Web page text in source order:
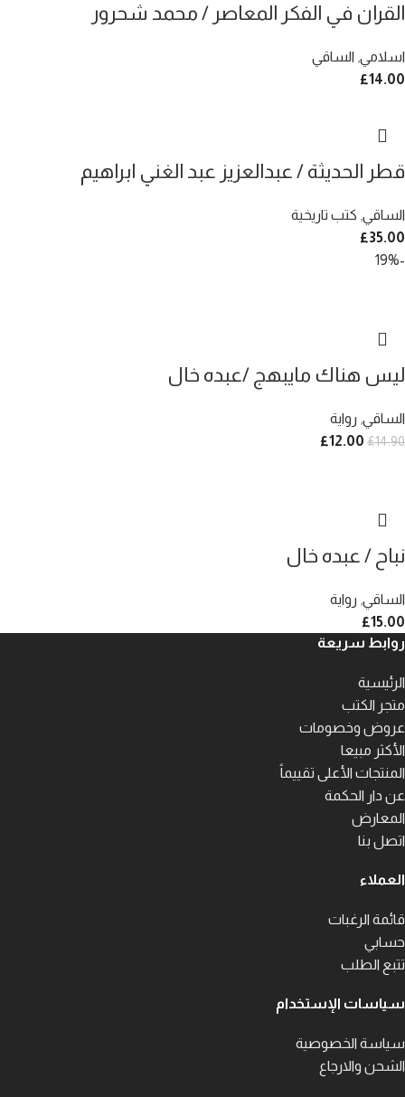
القران في الفكر المعاصر / محمد شحرور
اسلامي الساقي
£14.00
قطر الحديثة / عبدالعزيز عبد الغني ابراهيم
الساقي كتب تاريخية
£35.00
-19%
ليس هناك مايبهج /عبده خال
الساقي رواية
£14.90
£12.00
نباح / عبده خال
الساقي رواية
£15.00
روابط سريعة
الرئيسية
متجر الكتب
عروض وخصومات
الأكثر مبيعا
المنتجات الأعلى تقييماً
عن دار الحكمة
المعارض
اتصل بنا
العملاء
قائمة الرغبات
حسابي
تتبع الطلب
سياسات الإستخدام
سياسة الخصوصية
الشحن والارجاع